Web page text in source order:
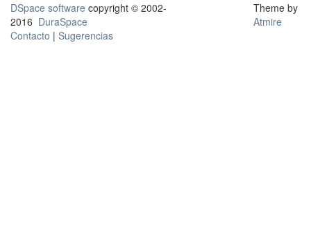
DSpace software copyright © 2002-
2016 DuraSpace
Contacto | Sugerencias
Theme by
Atmire